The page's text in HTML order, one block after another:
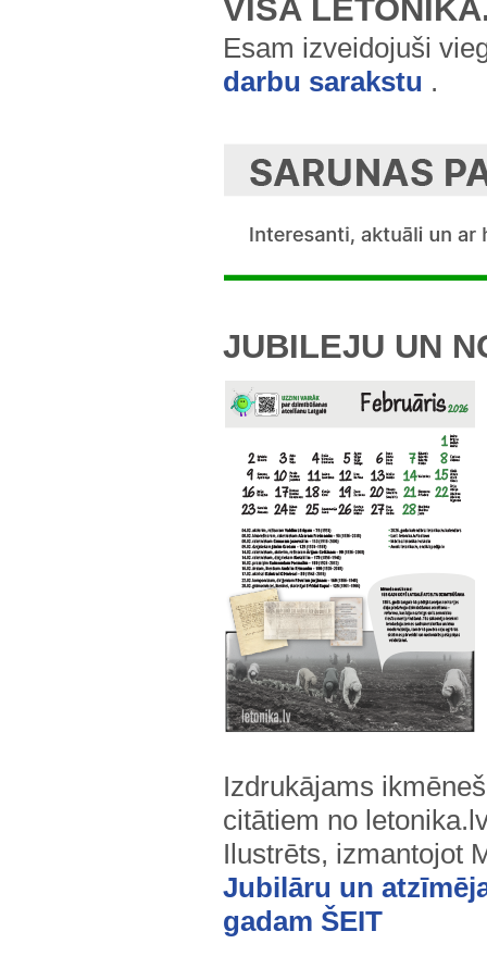
VISA
Esam izveidojuši
darbu sarakstu .
JUBILEJU UN
Izdrukājams
citātiem no
Ilustrēts, izmantojot
Jubilāru un
gadam ŠEIT